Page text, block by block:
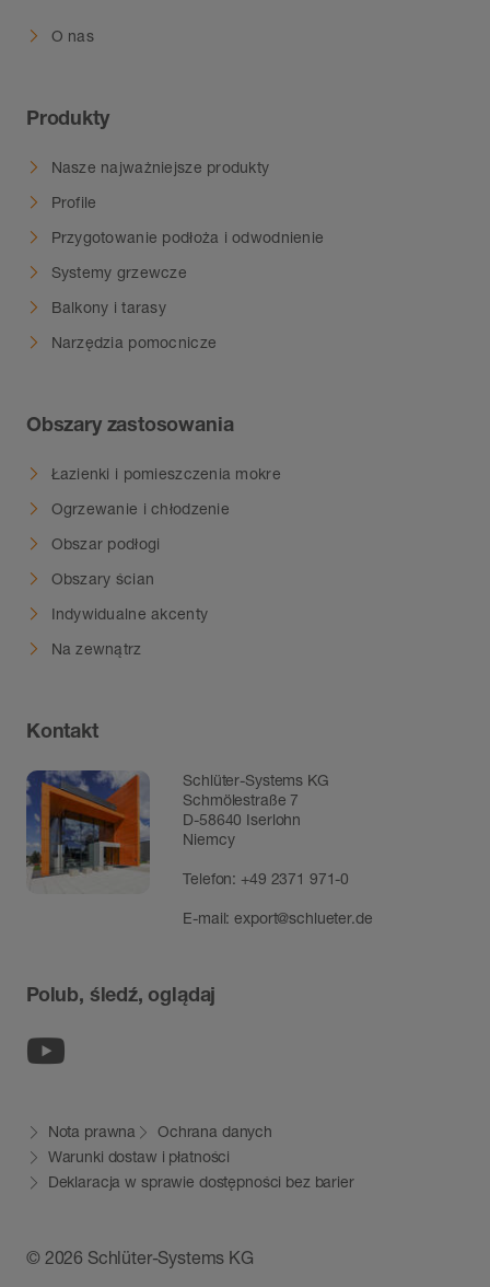
O nas
Produkty
Nasze najważniejsze produkty
Profile
Przygotowanie podłoża i odwodnienie
Systemy grzewcze
Balkony i tarasy
Narzędzia pomocnicze
Obszary zastosowania
Łazienki i pomieszczenia mokre
Ogrzewanie i chłodzenie
Obszar podłogi
Obszary ścian
Indywidualne akcenty
Na zewnątrz
Kontakt
Schlüter-Systems KG
Schmölestraße 7
D-58640 Iserlohn
Niemcy
Telefon:+49 2371 971-0
E-mail:export@schlueter.de
Polub, śledź, oglądaj
© 2026 Schlüter-Systems KG
Nota prawna
Ochrana danych
Warunki dostaw i płatności
Deklaracja w sprawie dostępności bez barier